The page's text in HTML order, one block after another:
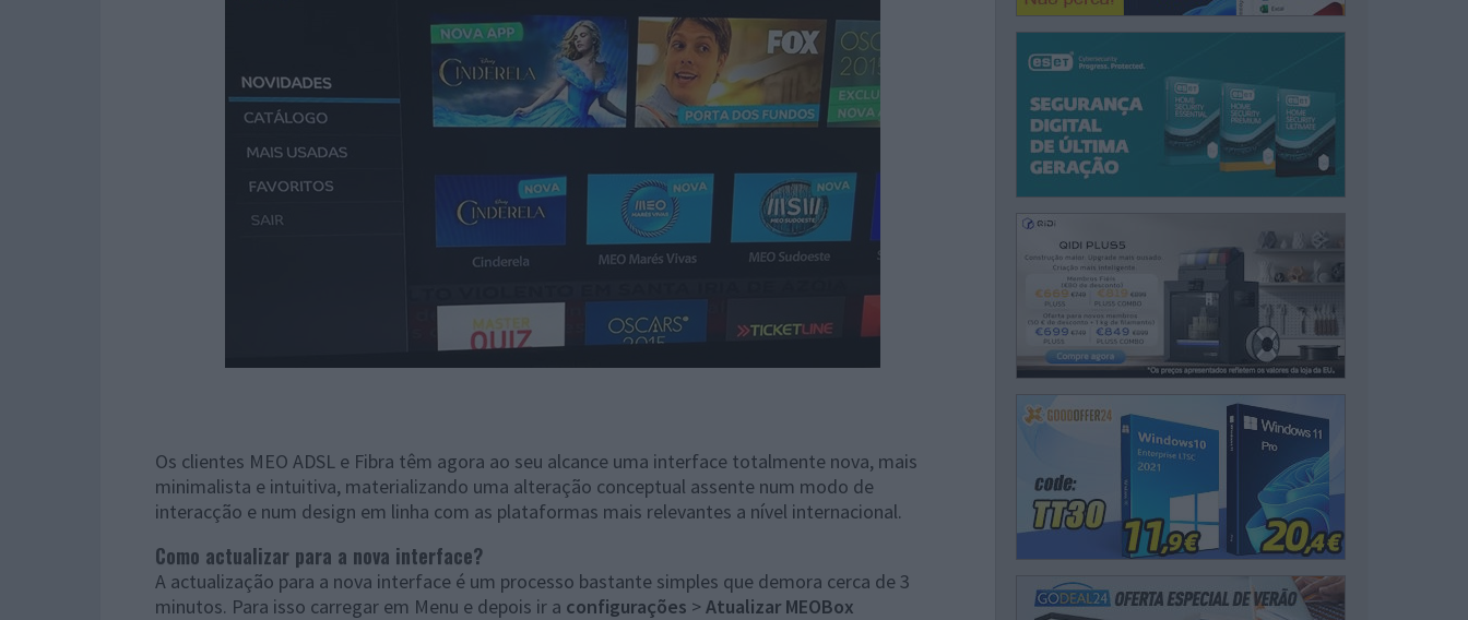
Os clientes MEO ADSL e Fibra têm agora ao seu alcance uma interface totalmente nova, mais
minimalista e intuitiva, materializando uma alteração conceptual assente num modo de
interacção e num design em linha com as plataformas mais relevantes a nível internacional.
Como actualizar para a nova interface?
A actualização para a nova interface é um processo bastante simples que demora cerca de 3
minutos. Para isso carregar em Menu e depois ir a configurações > Atualizar MEOBox